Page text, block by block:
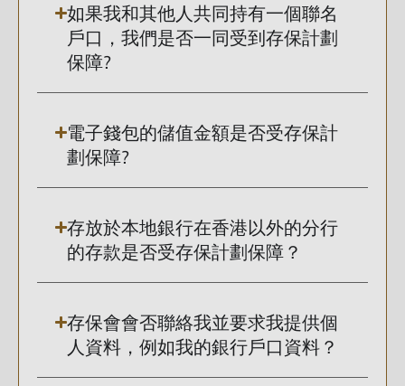
如果我和其他人共同持有一個聯名
戶口，我們是否一同受到存保計劃
保障?
電子錢包的儲值金額是否受存保計
劃保障?
存放於本地銀行在香港以外的分行
的存款是否受存保計劃保障？
存保會會否聯絡我並要求我提供個
人資料，例如我的銀行戶口資料？